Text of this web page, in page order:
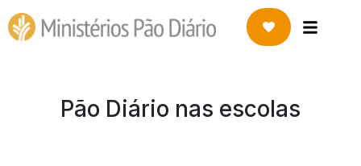
Pão Diário nas escolas